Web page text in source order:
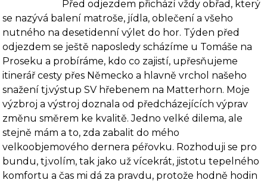
Před odjezdem přichází vždy obřad, který
se nazývá balení matroše, jídla, oblečení a všeho
nutného na desetidenní výlet do hor. Týden před
odjezdem se ještě napo­sledy scházíme u Tomáše na
Proseku a probíráme, kdo co zajistí, upřesňujeme
itinerář cesty přes Německo a hlavně vrchol našeho
snažení tj.výstup SV hřebenem na Matterhorn. Moje
výzbroj a výstroj doznala od předcházejících výprav
změnu směrem ke kvalitě. Jedno velké dilema, ale
stejně mám a to, zda zabalit do mého
velkoobjemového dernera péřovku. Rozho­duji se pro
bundu, tj.volím, tak jako už vícekrát, jistotu tepelného
komfortu a čas mi dá za pravdu, protože hodně hodin